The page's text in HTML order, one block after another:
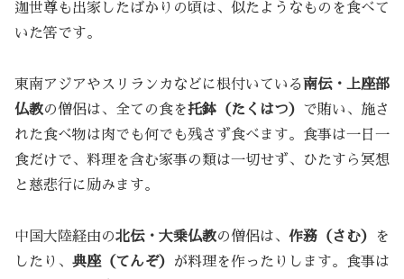
迦世尊も出家したばかりの頃は、似たようなものを食べて
いた筈です。
東南アジアやスリランカなどに根付いている 南伝・上座部
仏教の僧侶は、全ての食を托鉢（たくはつ） で賄い、施さ
れた食べ物は肉でも何でも残さず食べます。食事は一日一
食だけで、料理を含む家事の類は一切せず、ひたすら冥想
と慈悲行に励みます。
中国大陸経由の北伝・大乗仏教の僧侶は、 作務（さむ）
を
したり、 典座（てんぞ）
が料理を作ったりします。食事は